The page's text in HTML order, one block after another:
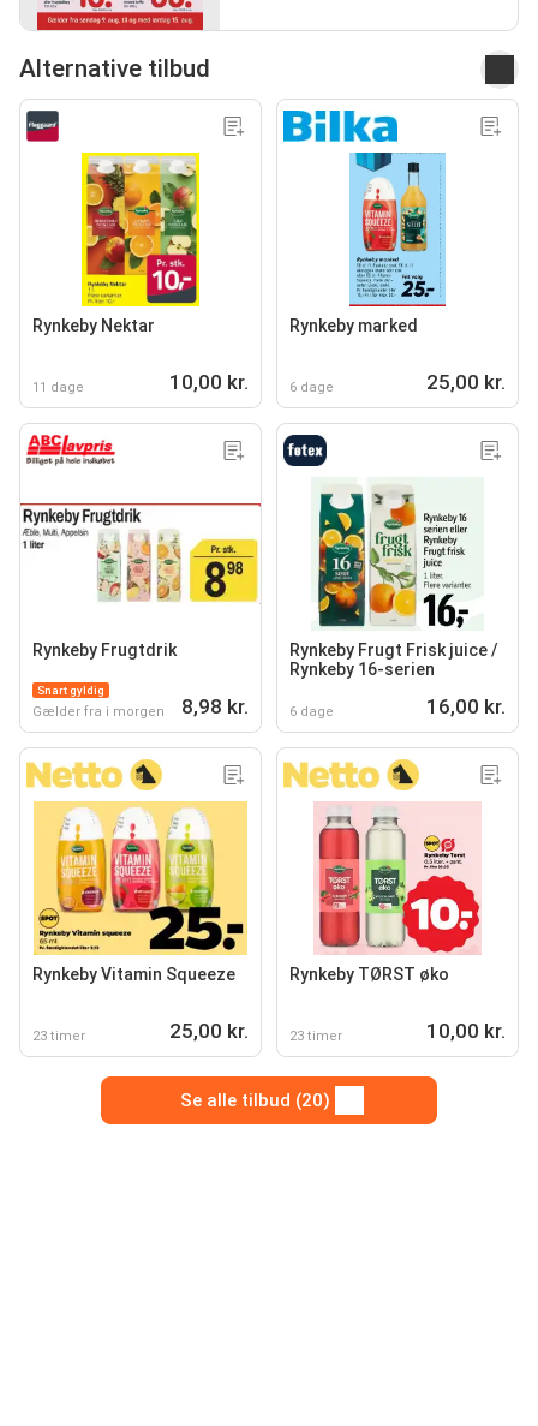
Alternative tilbud
Rynkeby Nektar
11 dage 10,00 kr.
Rynkeby marked
6 dage 25,00 kr.
Rynkeby Frugtdrik
Snart gyldig
Gælder fra i morgen 8,98 kr.
Rynkeby Frugt Frisk juice /
Rynkeby 16-serien
6 dage 16,00 kr.
Rynkeby Vitamin Squeeze
23 timer 25,00 kr.
Rynkeby TØRST øko
23 timer 10,00 kr.
Se alle tilbud (20)